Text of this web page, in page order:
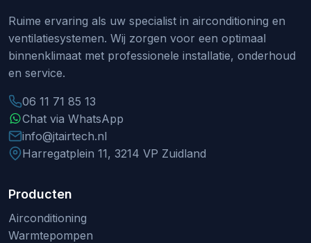
Ruime ervaring als uw specialist in airconditioning en
ventilatiesystemen. Wij zorgen voor een optimaal
binnenklimaat met professionele installatie, onderhoud
en service.
06 11 71 85 13
Chat via WhatsApp
info@jtairtech.nl
Harregatplein 11, 3214 VP Zuidland
Producten
Airconditioning
Warmtepompen